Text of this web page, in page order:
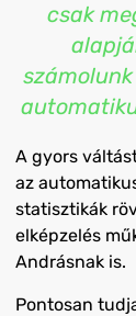
csak
A gyors
az
statisztikák
elképzelés
Andrásnak is.
Pontosan